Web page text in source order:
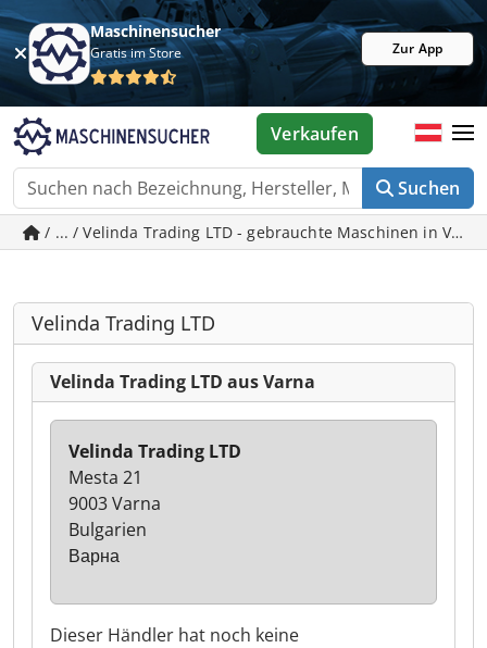
Maschinensucher
Gratis im Store Zur App
Suchen
Verkaufen
/ ... / Velinda Trading LTD - gebrauchte Maschinen in
Velinda Trading LTD
Velinda Trading LTD aus Varna
Dieser Händler hat noch keine
Velinda Trading LTD
Mesta 21
9003 Varna
Bulgarien
Варна